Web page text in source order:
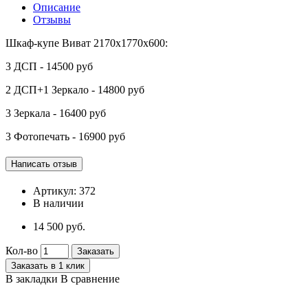
Описание
Отзывы
Шкаф-купе Виват 2170х1770х600:
3 ДСП - 14500 руб
2 ДСП+1 Зеркало - 14800 руб
3 Зеркала - 16400 руб
3 Фотопечать - 16900 руб
Артикул: 372
В наличии
14 500 руб.
Кол-во
Заказать
Заказать в 1 клик
В закладки В сравнение